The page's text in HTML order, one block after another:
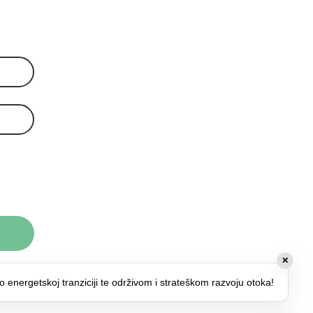
✕
energetskoj tranziciji te održivom i strateškom razvoju otoka!